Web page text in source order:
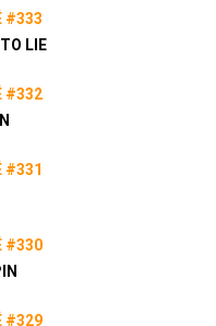
#333
LIE
#332
#331
#330
#329